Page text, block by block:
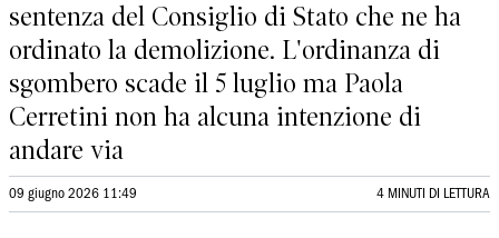
sentenza del Consiglio di Stato che ne ha
ordinato la demolizione. L'ordinanza di
sgombero scade il 5 luglio ma Paola
Cerretini non ha alcuna intenzione di
andare via
09 giugno 2026 11:49 4 MINUTI DI LETTURA